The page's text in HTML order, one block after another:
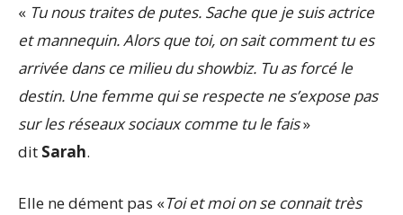
« Tu nous traites de putes. Sache que je suis actrice
et mannequin. Alors que toi, on sait comment tu es
arrivée dans ce milieu du showbiz. Tu as forcé le
destin. Une femme qui se respecte ne s’expose pas
sur les réseaux sociaux comme tu le fais»
dit Sarah.
Elle ne dément pas «Toi et moi on se connait très